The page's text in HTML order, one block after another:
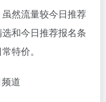
然流量较今日推荐
和今日推荐报名条
特价。
道